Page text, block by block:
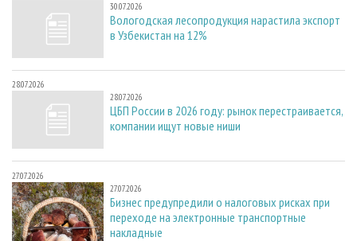
30.07.2026
Вологодская лесопродукция нарастила экспорт
в Узбекистан на 12%
28.07.2026
28.07.2026
ЦБП России в 2026 году: рынок перестраивается,
компании ищут новые ниши
27.07.2026
27.07.2026
Бизнес предупредили о налоговых рисках при
переходе на электронные транспортные
накладные